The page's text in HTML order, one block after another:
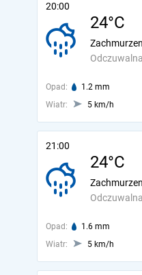
20:00
24°C
Odczuwalna
Opad: 1.2 mm
Wiatr:
5 km/h
21:00
24°C
Odczuwalna
Opad: 1.6 mm
Wiatr:
5 km/h